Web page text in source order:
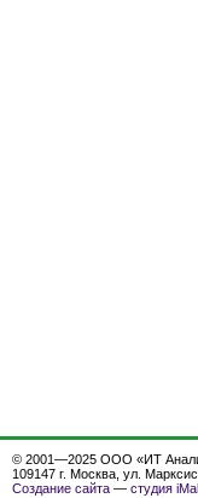
© 2001—2025 ООО «ИТ
109147 г. Москва, ул.
Создание сайта — студия